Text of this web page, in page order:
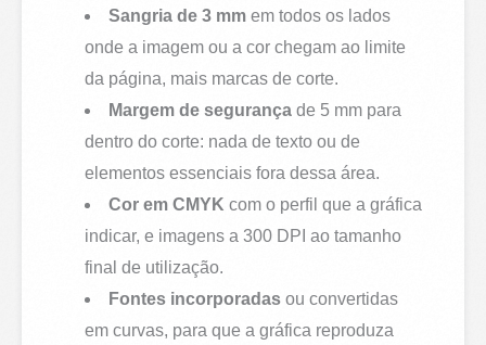
Sangria de 3 mm em todos os lados
onde a imagem ou a cor chegam ao limite
da página, mais marcas de corte.
Margem de segurança de 5 mm para
dentro do corte: nada de texto ou de
elementos essenciais fora dessa área.
Cor em CMYK com o perfil que a gráfica
indicar, e imagens a 300 DPI ao tamanho
final de utilização.
Fontes incorporadas ou convertidas
em curvas, para que a gráfica reproduza